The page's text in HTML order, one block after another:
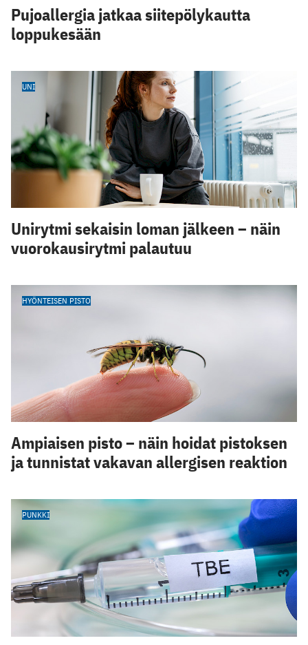
Pujoallergia jatkaa siitepölykautta
loppukesään
UNI
Unirytmi sekaisin loman jälkeen – näin
vuorokausirytmi palautuu
HYÖNTEISEN PISTO
Ampiaisen pisto – näin hoidat pistoksen
ja tunnistat vakavan allergisen reaktion
PUNKKI